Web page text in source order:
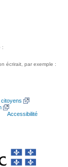
:
écrirait, par exemple :
Accessibilité